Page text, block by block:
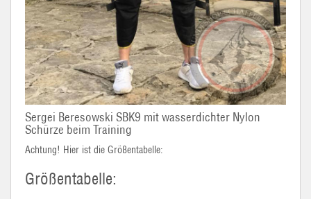
Sergei Beresowski SBK9 mit wasserdichter Nylon
Schürze beim Training
Achtung! Hier ist die Größentabelle:
Größentabelle: